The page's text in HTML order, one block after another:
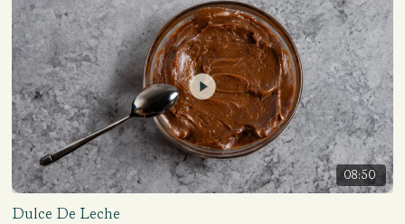
08:50
Dulce De Leche